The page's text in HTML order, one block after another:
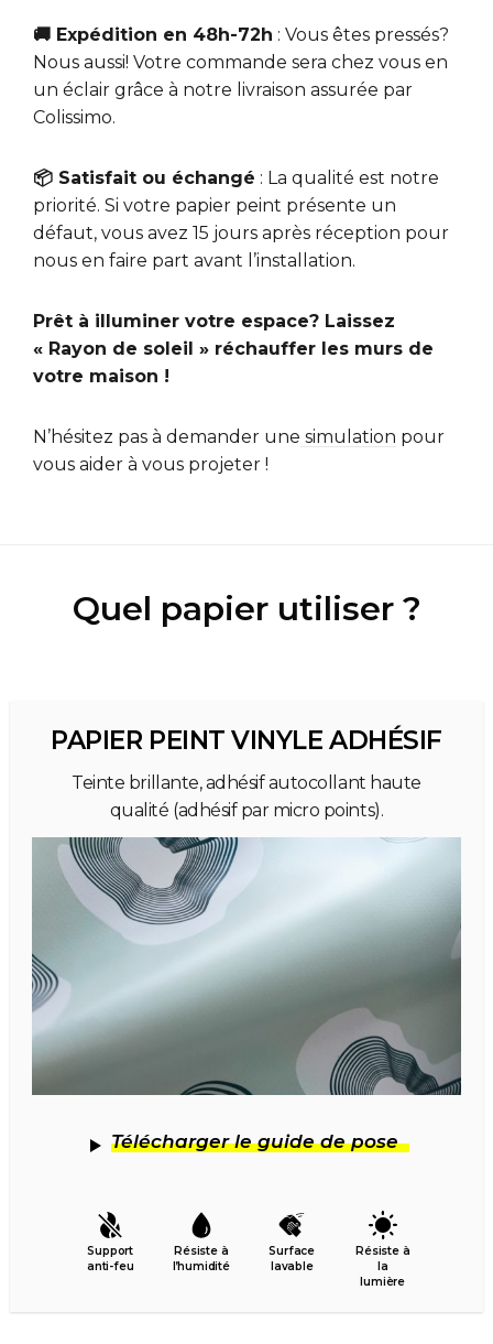
🚚 Expédition en 48h-72h : Vous êtes pressés?
Nous aussi! Votre commande sera chez vous en
un éclair grâce à notre livraison assurée par
Colissimo.
📦 Satisfait ou échangé : La qualité est notre
priorité. Si votre papier peint présente un
défaut, vous avez 15 jours après réception pour
nous en faire part avant l’installation.
Prêt à illuminer votre espace? Laissez
« Rayon de soleil » réchauffer les murs de
votre maison !
N’hésitez pas à demander une simulation pour
vous aider à vous projeter !
Quel papier utiliser ?
PAPIER PEINT VINYLE ADHÉSIF
Teinte brillante, adhésif autocollant haute
qualité (adhésif par micro points).
Télécharger le guide de pose
Support
anti-feu
Résiste à
l’humidité
Surface
lavable
Résiste à
la
lumière